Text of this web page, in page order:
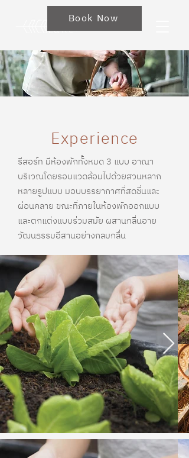
Book Now
Experience
รีสอร์ท มีห้องพักทั้งหมด 3 แบบ อาณา
บริเวณโดยรอบแวดล้อมไปด้วยสวนหลาก
หลายรูปแบบ มอบบรรยากาศที่สดชื่นและ
ผ่อนคลาย ขณะที่ภายในห้องพักออกแบบ
และตกแต่งแบบร่วมสมัย ผสานกลิ่นอาย
วัฒนธรรมอีสานอย่างกลมกลื่น